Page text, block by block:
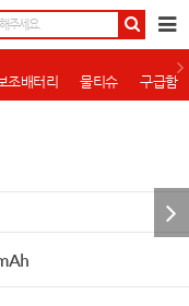
조배터리 물티슈 구급함